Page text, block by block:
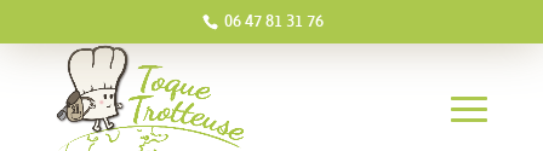
06 47 81 31 76